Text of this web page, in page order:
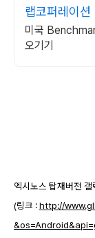
랩코퍼레이션
미국
오기기
엑시노스 탑재버전
(링크 :http://